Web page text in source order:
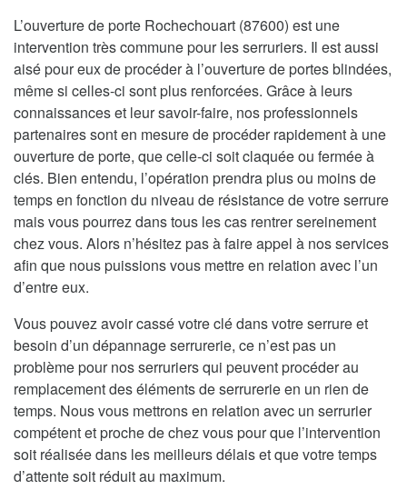
L’ouverture de porte Rochechouart (87600) est une
intervention très commune pour les serruriers. Il est aussi
aisé pour eux de procéder à l’ouverture de portes blindées,
même si celles-ci sont plus renforcées. Grâce à leurs
connaissances et leur savoir-faire, nos professionnels
partenaires sont en mesure de procéder rapidement à une
ouverture de porte, que celle-ci soit claquée ou fermée à
clés. Bien entendu, l’opération prendra plus ou moins de
temps en fonction du niveau de résistance de votre serrure
mais vous pourrez dans tous les cas rentrer sereinement
chez vous. Alors n’hésitez pas à faire appel à nos services
afin que nous puissions vous mettre en relation avec l’un
d’entre eux.
Vous pouvez avoir cassé votre clé dans votre serrure et
besoin d’un dépannage serrurerie, ce n’est pas un
problème pour nos serruriers qui peuvent procéder au
remplacement des éléments de serrurerie en un rien de
temps. Nous vous mettrons en relation avec un serrurier
compétent et proche de chez vous pour que l’intervention
soit réalisée dans les meilleurs délais et que votre temps
d’attente soit réduit au maximum.